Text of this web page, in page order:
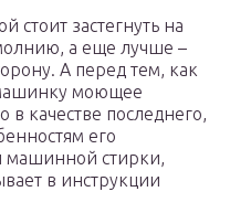
стоит застегнуть на
а еще лучше –
А перед тем, как
моющее
в качестве последнего,
его
машинной стирки,
в инструкции